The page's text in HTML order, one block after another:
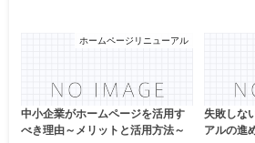
ホームページリニューアル
中小企業がホームページを活用す
べき理由～メリットと活用方法～
失敗しな
アルの進